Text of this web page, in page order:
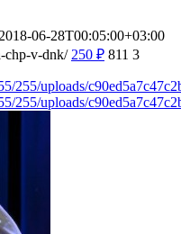
2018-06-28T00:05:00+03:00
chp-v-dnk/ 250 ₽ 811 3
255/uploads/
255/uploads/